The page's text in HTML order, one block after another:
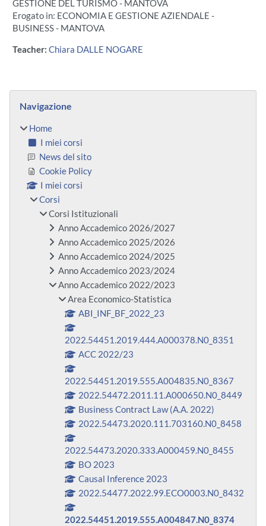
GESTIONE DEL TURISMO - MANTOVA
Erogato in: ECONOMIA E GESTIONE AZIENDALE -
BUSINESS - MANTOVA
Teacher: Chiara DALLE NOGARE
Blocchi
Navigazione
Home
I miei corsi
News del sito
Cookie Policy
I miei corsi
Corsi
Corsi Istituzionali
Anno Accademico 2026/2027
Anno Accademico 2025/2026
Anno Accademico 2024/2025
Anno Accademico 2023/2024
Anno Accademico 2022/2023
Area Economico-Statistica
ABI_INF_BF_2022_23
2022.54451.2019.444.A000378.N0_8351
ACC 2022/23
2022.54451.2019.555.A004835.N0_8367
2022.54472.2011.11.A000650.N0_8449
Business Contract Law (A.A. 2022)
2022.54473.2020.111.703160.N0_8458
2022.54473.2020.333.A000459.N0_8455
BO 2023
Causal Inference 2023
2022.54477.2022.99.ECO0003.N0_8432
2022.54451.2019.555.A004847.N0_8374